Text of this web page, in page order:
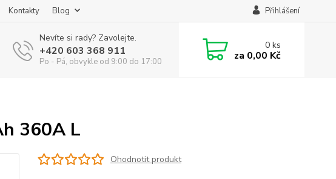
Kontakty Blog Přihlášení
Nevíte si rady? Zavolejte.
+420 603 368 911
Po - Pá, obvykle od 9:00 do 17:00
0ks
za 0,00 Kč
360A L
Ohodnotit produkt